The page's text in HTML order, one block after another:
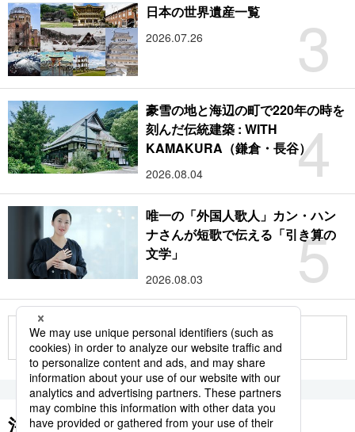
3
日本の世界遺産一覧
2026.07.26
4
豪雪の地と海辺の町で220年の時を
刻んだ伝統建築 : WITH
KAMAKURA（鎌倉・長谷）
2026.08.04
5
唯一の「外国人歌人」カン・ハン
ナさんが短歌で伝える「引き算の
文学」
2026.08.03
もっと見る
注目のキーワード